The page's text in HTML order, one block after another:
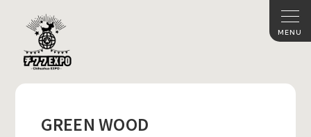
GREEN WOOD